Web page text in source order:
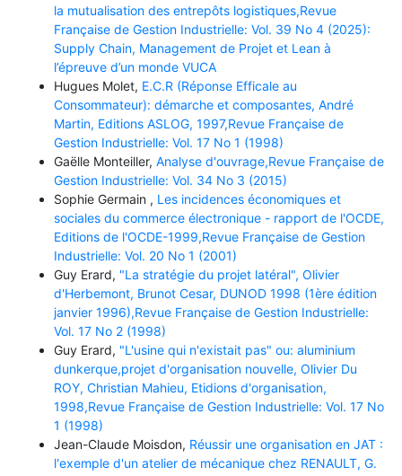
la mutualisation des entrepôts logistiques,Revue
Française de Gestion Industrielle: Vol. 39 No 4 (2025):
Supply Chain, Management de Projet et Lean à
l’épreuve d’un monde VUCA
Hugues Molet, E.C.R (Réponse Efficale au
Consommateur): démarche et composantes, André
Martin, Editions ASLOG, 1997,Revue Française de
Gestion Industrielle: Vol. 17 No 1 (1998)
Gaëlle Monteiller, Analyse d'ouvrage,Revue Française de
Gestion Industrielle: Vol. 34 No 3 (2015)
Sophie Germain , Les incidences économiques et
sociales du commerce électronique - rapport de l'OCDE,
Editions de l'OCDE-1999,Revue Française de Gestion
Industrielle: Vol. 20 No 1 (2001)
Guy Erard, "La stratégie du projet latéral", Olivier
d'Herbemont, Brunot Cesar, DUNOD 1998 (1ère édition
janvier 1996),Revue Française de Gestion Industrielle:
Vol. 17 No 2 (1998)
Guy Erard, "L'usine qui n'existait pas" ou: aluminium
dunkerque,projet d'organisation nouvelle, Olivier Du
ROY, Christian Mahieu, Etidions d'organisation,
1998,Revue Française de Gestion Industrielle: Vol. 17 No
1 (1998)
Jean-Claude Moisdon, Réussir une organisation en JAT :
l'exemple d'un atelier de mécanique chez RENAULT, G.